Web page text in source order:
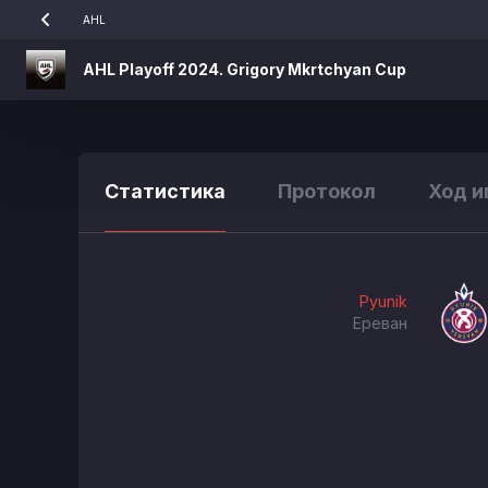
AHL
AHL Playoff 2024. Grigory Mkrtchyan Cup
Статистика Протокол Ход
Pyunik
Ереван